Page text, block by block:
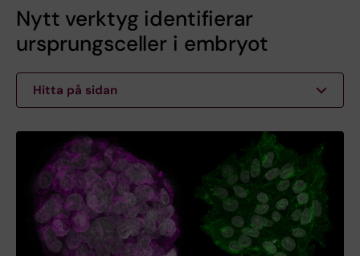
Nytt verktyg identifierar
ursprungsceller i embryot
Hitta på sidan